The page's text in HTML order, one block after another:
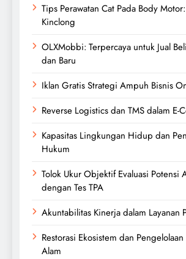
Tips Perawatan Cat Pada Body
Kinclong
OLXMobbi: Terpercaya untuk Jual
dan Baru
Iklan Gratis Strategi Ampuh Bisnis
Reverse Logistics dan TMS dalam E-
Kapasitas Lingkungan Hidup dan
Hukum
Tolok Ukur Objektif Evaluasi Potensi
dengan Tes TPA
Akuntabilitas Kinerja dalam Layanan
Restorasi Ekosistem dan
Alam